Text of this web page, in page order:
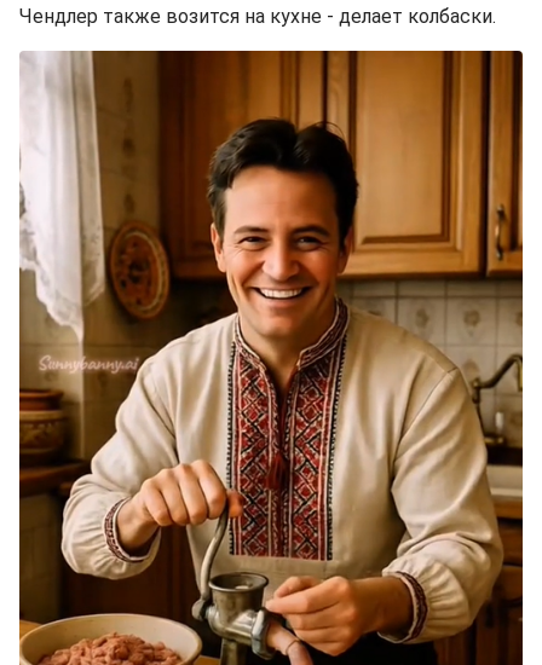
Чендлер также возится на кухне - делает колбаски.